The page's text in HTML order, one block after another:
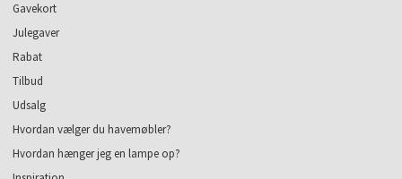
Gavekort
Julegaver
Rabat
Tilbud
Udsalg
Hvordan vælger du havemøbler?
Hvordan hænger jeg en lampe op?